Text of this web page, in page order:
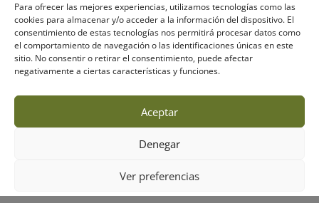
Para ofrecer las mejores experiencias, utilizamos tecnologías como las
cookies para almacenar y/o acceder a la información del dispositivo. El
consentimiento de estas tecnologías nos permitirá procesar datos como
el comportamiento de navegación o las identificaciones únicas en este
sitio. No consentir o retirar el consentimiento, puede afectar
negativamente a ciertas características y funciones.
Aceptar
Denegar
Ver preferencias